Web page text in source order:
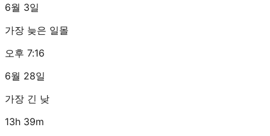
6월 3일
가장 늦은 일몰
오후 7:16
6월 28일
가장 긴 낮
13h 39m